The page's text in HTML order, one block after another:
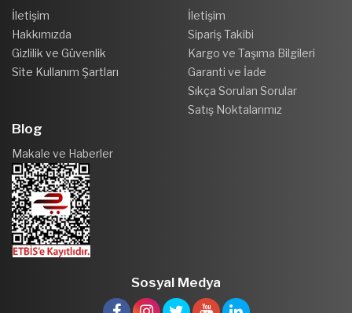
İletişim
Hakkımızda
Gizlilik ve Güvenlik
Site Kullanım Şartları
İletişim
Sipariş Takibi
Kargo ve Taşıma Bilgileri
Garanti ve İade
Sıkça Sorulan Sorular
Satış Noktalarımız
Blog
Makale ve Haberler
Sosyal Medya